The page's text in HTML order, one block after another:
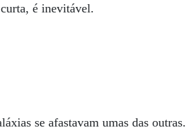
é inevitável.
se afastavam umas das outras.